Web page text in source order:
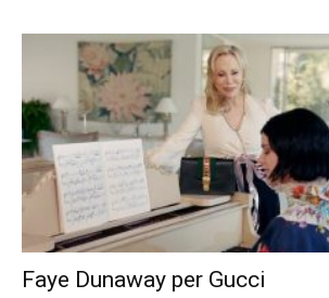
Faye Dunaway per Gucci